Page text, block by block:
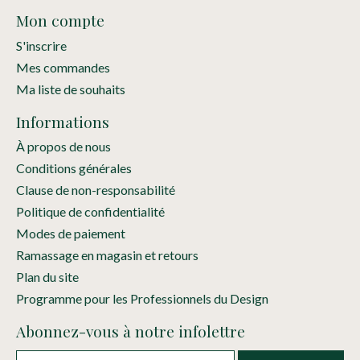
Mon compte
S'inscrire
Mes commandes
Ma liste de souhaits
Informations
À propos de nous
Conditions générales
Clause de non-responsabilité
Politique de confidentialité
Modes de paiement
Ramassage en magasin et retours
Plan du site
Programme pour les Professionnels du Design
Abonnez-vous à notre infolettre